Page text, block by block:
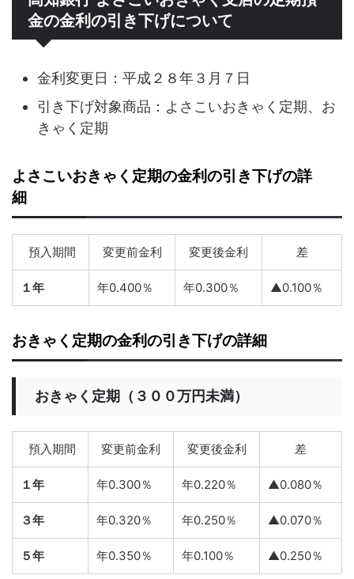
金の金利の引き下げについて
金利変更日：平成２８年３月７日
引き下げ対象商品：よさこいおきゃく定期、お
きゃく定期
よさこいおきゃく定期の金利の引き下げの詳
細
預入期間 変更前金利 変更後金利 差
１年 年0.400％ 年0.300％ ▲0.100％
おきゃく定期の金利の引き下げの詳細
おきゃく定期（３００万円未満）
預入期間 変更前金利 変更後金利 差
１年 年0.300％ 年0.220％ ▲0.080％
３年 年0.320％ 年0.250％ ▲0.070％
５年 年0.350％ 年0.100％ ▲0.250％